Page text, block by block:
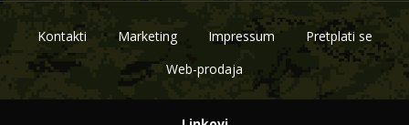
Kontakti Marketing Impressum
Pretplati se
Web-prodaja